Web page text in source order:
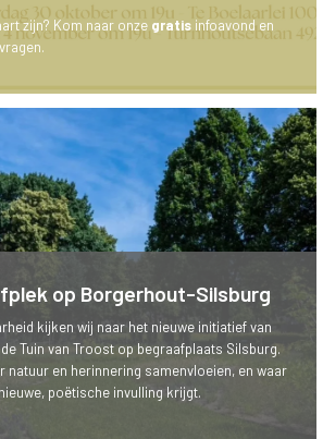
zijn? Kom naar onze gratisinfoavond en
op Borgerhout-Silsburg
kijken wij naar het nieuwe initiatief van
Tuin van Troost op begraafplaats Silsburg.
natuur en herinnering samenvloeien, en waar
poëtische invulling krijgt.